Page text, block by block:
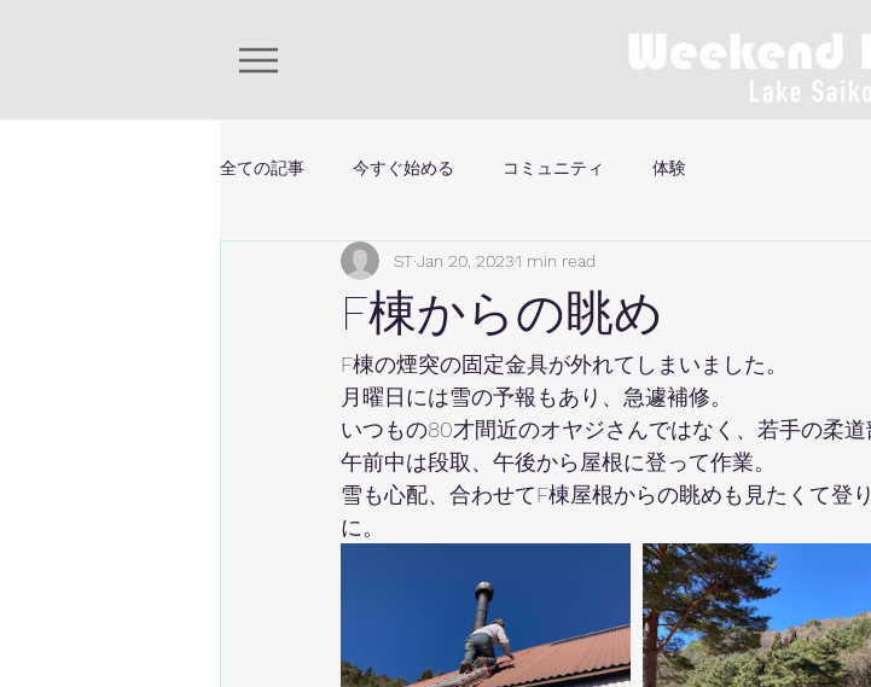
全ての記事 今すぐ始める コミュニティ 体験
F棟からの眺め
STJan 20, 20231 min read
F棟の煙突の固定金具が外れてしまいました。
月曜日には雪の予報もあり、急遽補修。
いつもの80才間近のオヤジさんではなく、若手の柔道
午前中は段取、午後から屋根に登って作業。
雪も心配、合わせてF棟屋根からの眺めも見たくて登
に。